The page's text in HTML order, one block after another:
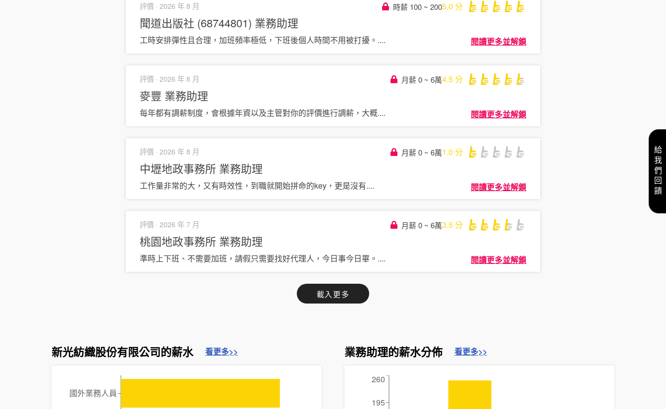
評價 · 2026 年 8 月 時薪 100 ~ 2005.0 分
聞道出版社 (68744801) 業務助理
工時安排彈性且合理，加班頻率極低，下班後個人時間不用被打擾。 .... 閱讀更多並解鎖
評價 · 2026 年 8 月 月薪 0 ~ 6萬4.5分
麥豐 業務助理
每年都有調薪制度，會根據年資以及主管對你的評價進行調薪，大概.... 閱讀更多並解鎖
評價 · 2026 年 8 月 月薪 0 ~ 6萬1.0 分
中壢地政事務所 業務助理
工作量非常的大，又有時效性，到職就開始拼命的key，更是沒有.... 閱讀更多並解鎖
評價 · 2026 年 7 月 月薪 0 ~ 6萬3.5分
桃園地政事務所 業務助理
準時上下班、不需要加班，請假只需要找好代理人，今日事今日畢。 .... 閱讀更多並解鎖
載入更多
新光紡織股份有限公司的薪水 看更多>>
國外業務人員
業務助理的薪水分佈 看更多>>
195
260
給我們回饋